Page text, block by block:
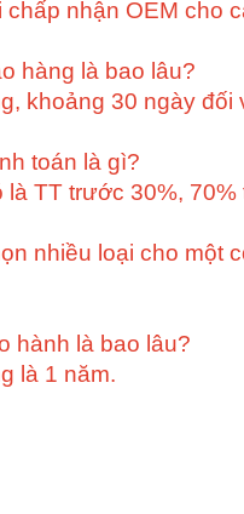
chấp nhận OEM cho
hàng là bao lâu?
khoảng 30 ngày đối
toán là gì?
là TT trước 30%,
nhiều loại cho một
hành là bao lâu?
là 1 năm.